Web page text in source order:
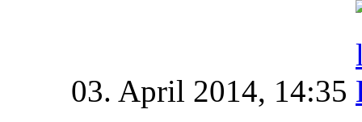
03. April 2014, 14:35